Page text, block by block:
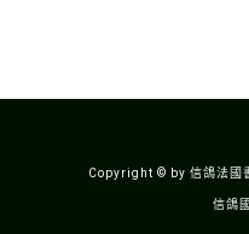
Copyright © by 信鴿法
信鴿